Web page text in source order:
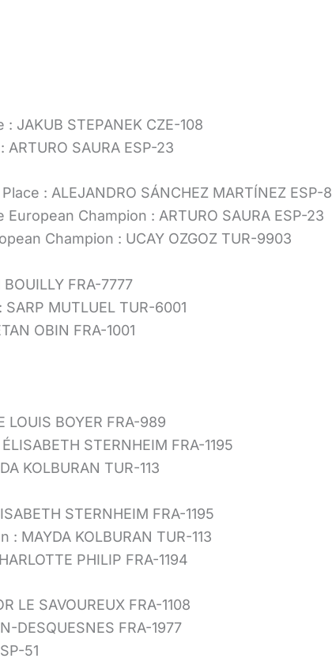
JAKUB STEPANEK CZE-108
SAURA ESP-23
: ALEJANDRO SÁNCHEZ MARTÍNEZ ESP-8
Champion : ARTURO SAURA ESP-23
Champion : UCAY OZGOZ TUR-9903
FRA-7777
MUTLUEL TUR-6001
OBIN FRA-1001
BOYER FRA-989
STERNHEIM FRA-1195
KOLBURAN TUR-113
STERNHEIM FRA-1195
MAYDA KOLBURAN TUR-113
PHILIP FRA-1194
LE SAVOUREUX FRA-1108
DESQUESNES FRA-1977
51